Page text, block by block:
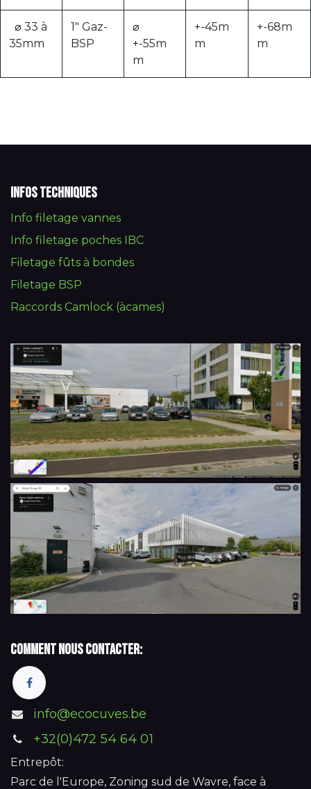
⌀ 33 à
35mm
1" Gaz-
BSP
⌀
+-55m
m
+-45m
m
+-68m
m
Infos techniques
Info filetage vannes
Info filetage poches IBC
Filetage fûts à bondes
Filetage BSP
Raccords Camlock (àcames)
Comment nous contacter:
info@ecocuves.be
+32(0)472 54 64 01
Entrepôt:
Parc de l'Europe, Zoning sud de Wavre, face à